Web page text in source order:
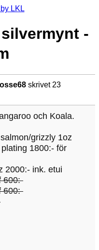
-
skrivet 23
och Koala.
grizzly 1oz
1800:- för
2000:- ink. etui
600:-
600:-